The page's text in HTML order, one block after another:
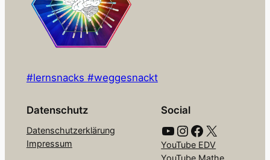
#lernsnacks #weggesnackt
Datenschutz
Datenschutzerklärung
Impressum
Social
YouTube Instagram Facebook X
YouTube EDV